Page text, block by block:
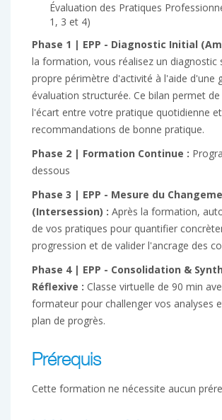
Évaluation des Pratiques
1, 3 et 4)
Phase 1 | EPP - Diagnostic Initial
la formation, vous réalisez un diagnostic
propre périmètre d'activité à l'aide d'une
évaluation structurée. Ce bilan permet
l'écart entre votre pratique quotidienne
recommandations de bonne pratique.
Phase 2 | Formation Continue :
dessous
Phase 3 | EPP - Mesure du
(Intersession) : Après la formation,
de vos pratiques pour quantifier
progression et de valider l'ancrage des
Phase 4 | EPP - Consolidation &
Réflexive : Classe virtuelle de 90 min
formateur pour challenger vos analyses
plan de progrès.
Prérequis
Cette formation ne nécessite aucun